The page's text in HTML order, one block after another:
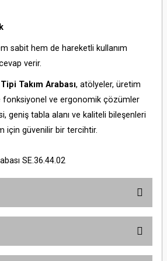
sabit hem de hareketli kullanım
verir.
Takım Arabası, atölyeler, üretim
fonksiyonel ve ergonomik çözümler
geniş tabla alanı ve kaliteli bileşenleri
için güvenilir bir tercihtir.
SE.36.44.02